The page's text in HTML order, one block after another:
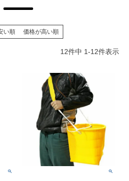
い順 価格が高い順
12件中 1-12件表示